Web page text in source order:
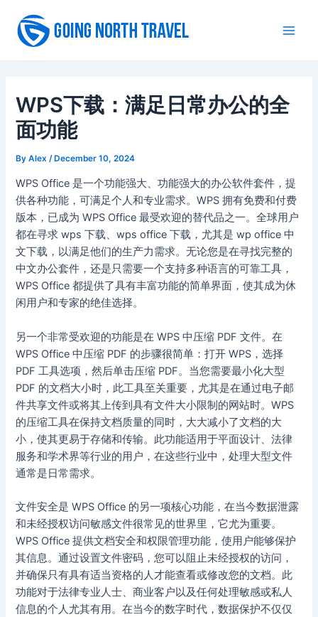
content
WPS下载：满足日常办公的全
面功能
ByAlex/ December 10, 2024
WPS Office 是一个功能强大、功能强大的办公软件套件，提
供各种功能，可满足个人和专业需求。WPS 拥有免费和付费
版本，已成为 WPS Office 最受欢迎的替代品之一。全球用户
都在寻求 wps 下载、wps office 下载，尤其是 wp office 中
文下载，以满足他们的生产力需求。无论您是在寻找完整的
中文办公套件，还是只需要一个支持多种语言的可靠工具，
WPS Office 都提供了具有丰富功能的简单界面，使其成为休
闲用户和专家的绝佳选择。
另一个非常受欢迎的功能是在 WPS 中压缩 PDF 文件。在
WPS Office 中压缩 PDF 的步骤很简单：打开 WPS，选择
PDF 工具选项，然后单击压缩 PDF。当您需要最小化大型
PDF 的文档大小时，此工具至关重要，尤其是在通过电子邮
件共享文件或将其上传到具有文件大小限制的网站时。WPS
的压缩工具在保持文档质量的同时，大大减小了文档的大
小，使其更易于存储和传输。此功能适用于平面设计、法律
服务和学术界等行业的用户，在这些行业中，处理大型文件
通常是日常需求。
文件安全是 WPS Office 的另一项核心功能，在当今数据泄露
和未经授权访问敏感文件很常见的世界里，它尤为重要。
WPS Office 提供文档安全和权限管理功能，使用户能够保护
其信息。通过设置文件密码，您可以阻止未经授权的访问，
并确保只有具有适当资格的人才能查看或修改您的文档。此
功能对于法律专业人士、商业客户以及任何处理敏感或私人
信息的个人尤其有用。在当今的数字时代，数据保护不仅仅